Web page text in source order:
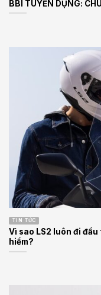
BBI TUYỂN DỤNG:
TIN TỨC
Vì sao LS2 luôn đi
hiểm?